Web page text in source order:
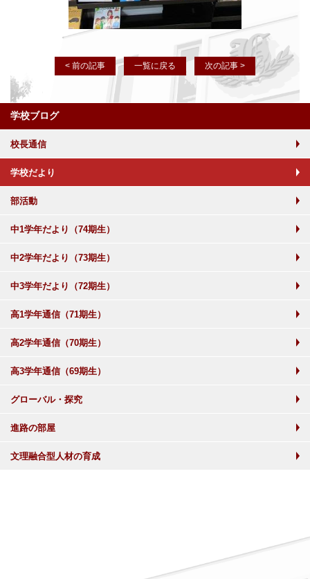
< 前の記事 一覧に戻る 次の記事 >
学校ブログ
校長通信
学校だより
部活動
中1学年だより（74期生）
中2学年だより（73期生）
中3学年だより（72期生）
高1学年通信（71期生）
高2学年通信（70期生）
高3学年通信（69期生）
グローバル・探究
進路の部屋
文理融合型人材の育成